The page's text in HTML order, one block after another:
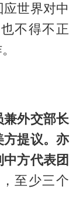
世界对中
不得不正
外交部长
方提议。亦
方代表团
至少三个